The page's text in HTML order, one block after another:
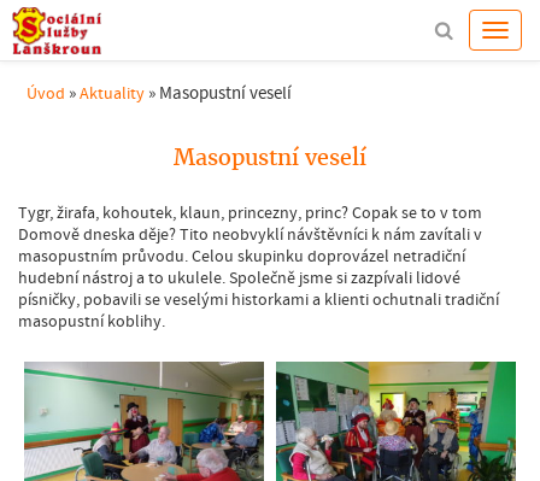
Úvod »Aktuality » Masopustní veselí
Masopustní veselí
Tygr, žirafa, kohoutek, klaun, princezny, princ? Copak se to v tom
Domově dneska děje? Tito neobvyklí návštěvníci k nám zavítali v
masopustním průvodu. Celou skupinku doprovázel netradiční
hudební nástroj a to ukulele. Společně jsme si zazpívali lidové
písničky, pobavili se veselými historkami a klienti ochutnali tradiční
masopustní koblihy.